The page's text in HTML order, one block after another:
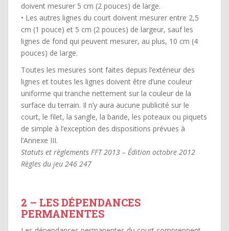
doivent mesurer 5 cm (2 pouces) de large.
• Les autres lignes du court doivent mesurer entre 2,5
cm (1 pouce) et 5 cm (2 pouces) de largeur, sauf les
lignes de fond qui peuvent mesurer, au plus, 10 cm (4
pouces) de large.
Toutes les mesures sont faites depuis l’extérieur des
lignes et toutes les lignes doivent être d’une couleur
uniforme qui tranche nettement sur la couleur de la
surface du terrain. Il n’y aura aucune publicité sur le
court, le filet, la sangle, la bande, les poteaux ou piquets
de simple à l’exception des dispositions prévues à
l’Annexe III.
Statuts et règlements FFT 2013 – Édition octobre 2012
Règles du jeu 246 247
2 – LES DÉPENDANCES
PERMANENTES